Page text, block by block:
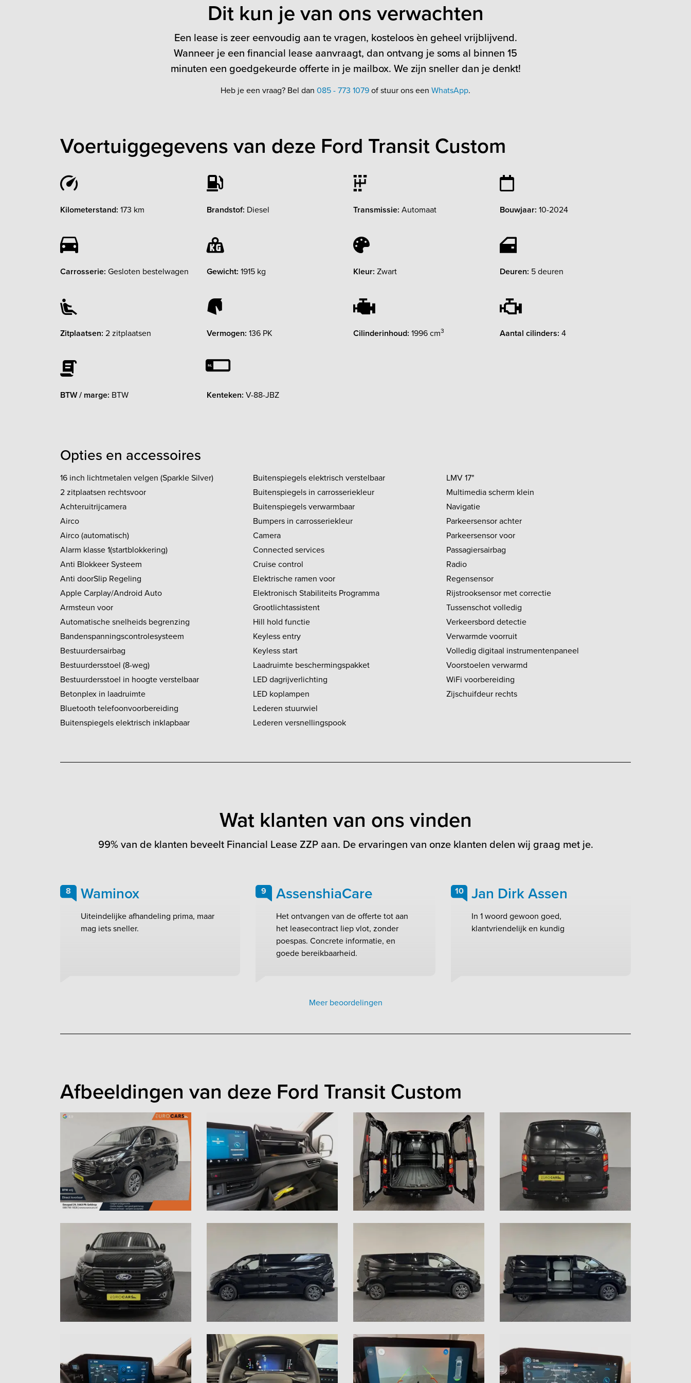
Dit kun je van ons verwachten
Een lease is zeer eenvoudig aan te vragen, kosteloos èn geheel vrijblijvend.
Wanneer je een financial lease aanvraagt, dan ontvang je soms al binnen 15
minuten een goedgekeurde offerte in je mailbox. We zijn sneller dan je denkt!
Heb je een vraag? Bel dan 085 - 773 1079of stuur ons een WhatsApp.
Voertuiggegevens van deze Ford Transit Custom
Kilometerstand: 173 km Brandstof: Diesel Transmissie: Automaat Bouwjaar: 10-2024
Carrosserie: Gesloten bestelwagen Gewicht: 1915 kg Kleur: Zwart Deuren: 5 deuren
Zitplaatsen: 2 zitplaatsen Vermogen: 136 PK Cilinderinhoud: 1996 cm3 Aantal cilinders: 4
BTW / marge: BTW Kenteken: V-88-JBZ
Opties en accessoires
16 inch lichtmetalen velgen (Sparkle Silver)
2 zitplaatsen rechtsvoor
Achteruitrijcamera
Airco
Airco (automatisch)
Alarm klasse 1(startblokkering)
Anti Blokkeer Systeem
Anti doorSlip Regeling
Apple Carplay/Android Auto
Armsteun voor
Automatische snelheids begrenzing
Bandenspanningscontrolesysteem
Bestuurdersairbag
Bestuurdersstoel (8-weg)
Bestuurdersstoel in hoogte verstelbaar
Betonplex in laadruimte
Bluetooth telefoonvoorbereiding
Buitenspiegels elektrisch inklapbaar
Buitenspiegels elektrisch verstelbaar
Buitenspiegels in carrosseriekleur
Buitenspiegels verwarmbaar
Bumpers in carrosseriekleur
Camera
Connected services
Cruise control
Elektrische ramen voor
Elektronisch Stabiliteits Programma
Grootlichtassistent
Hill hold functie
Keyless entry
Keyless start
Laadruimte beschermingspakket
LED dagrijverlichting
LED koplampen
Lederen stuurwiel
Lederen versnellingspook
LMV 17"
Multimedia scherm klein
Navigatie
Parkeersensor achter
Parkeersensor voor
Passagiersairbag
Radio
Regensensor
Rijstrooksensor met correctie
Tussenschot volledig
Verkeersbord detectie
Verwarmde voorruit
Volledig digitaal instrumentenpaneel
Voorstoelen verwarmd
WiFi voorbereiding
Zijschuifdeur rechts
Wat klanten van ons vinden
99% van de klanten beveelt Financial Lease ZZP aan. De ervaringen van onze klanten delen wij graag met je.
8 Waminox
Uiteindelijke afhandeling prima, maar
mag iets sneller.
9 AssenshiaCare
Het ontvangen van de offerte tot aan
het leasecontract liep vlot, zonder
poespas. Concrete informatie, en
goede bereikbaarheid.
10 Jan Dirk Assen
In 1 woord gewoon goed,
klantvriendelijk en kundig
Meer beoordelingen
Afbeeldingen van deze Ford Transit Custom